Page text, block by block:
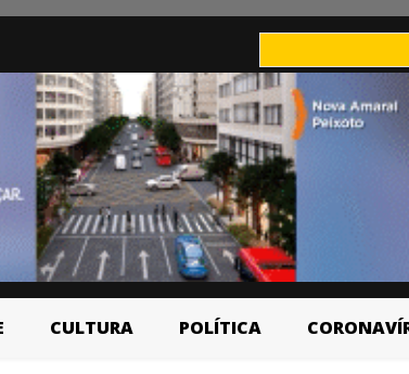
CULTURA POLÍTICA